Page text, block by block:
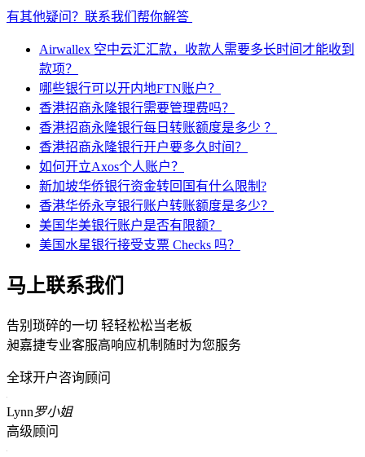
有其他疑问？联系我们帮你解答
Airwallex 空中云汇汇款，收款人需要多长时间才能收到
款项？
哪些银行可以开内地FTN账户？
香港招商永隆银行需要管理费吗？
香港招商永隆银行每日转账额度是多少 ？
香港招商永隆银行开户要多久时间？
如何开立Axos个人账户？
新加坡华侨银行资金转回国有什么限制?
香港华侨永亨银行账户转账额度是多少？
美国华美银行账户是否有限额？
美国水星银行接受支票 Checks 吗？
马上联系我们
告别琐碎的一切 轻轻松松当老板
昶嘉捷专业客服高响应机制随时为您服务
全球开户咨询顾问
Lynn罗小姐
高级顾问